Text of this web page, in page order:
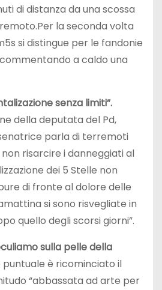
di distanza da una scossa
la seconda volta
si distingue per le fandonie
a caldo una
senza limiti”.
della deputata del Pd,
parla di terremoti
risarcire i danneggiati al
dei 5 Stelle non
di fronte al dolore delle
si sono risvegliate in
quello degli scorsi giorni”.
sulla pelle della
puntuale è ricominciato il
“abbassata ad arte per